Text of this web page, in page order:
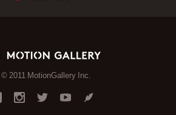
© 2011 MotionGallery Inc.